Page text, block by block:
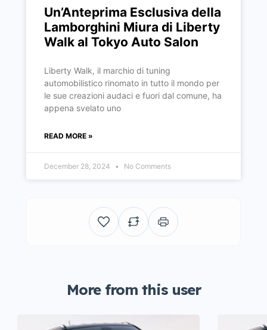
Un’Anteprima Esclusiva della
Lamborghini Miura di Liberty
Walk al Tokyo Auto Salon
Liberty Walk, il marchio di tuning
automobilistico rinomato in tutto il mondo per
le sue creazioni audaci e fuori dal comune, ha
appena svelato uno
READ MORE »
December 28, 2024 No Comments
More from this user